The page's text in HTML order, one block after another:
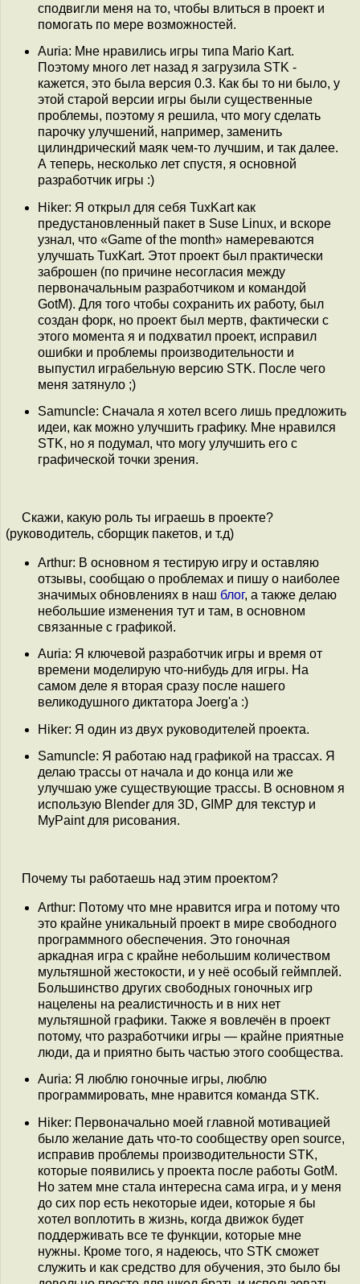
сподвигли меня на то, чтобы влиться в проект и
помогать по мере возможностей.
Auria: Мне нравились игры типа Mario Kart.
Поэтому много лет назад я загрузила STK -
кажется, это была версия 0.3. Как бы то ни было, у
этой старой версии игры были существенные
проблемы, поэтому я решила, что могу сделать
парочку улучшений, например, заменить
цилиндрический маяк чем-то лучшим, и так далее.
А теперь, несколько лет спустя, я основной
разработчик игры :)
Hiker: Я открыл для себя TuxKart как
предустановленный пакет в Suse Linux, и вскоре
узнал, что «Game of the month» намереваются
улучшать TuxKart. Этот проект был практически
заброшен (по причине несогласия между
первоначальным разработчиком и командой
GotM). Для того чтобы сохранить их работу, был
создан форк, но проект был мертв, фактически с
этого момента я и подхватил проект, исправил
ошибки и проблемы производительности и
выпустил играбельную версию STK. После чего
меня затянуло ;)
Samuncle: Сначала я хотел всего лишь предложить
идеи, как можно улучшить графику. Мне нравился
STK, но я подумал, что могу улучшить его с
графической точки зрения.
Скажи, какую роль ты играешь в проекте?
(руководитель, сборщик пакетов, и т.д)
Arthur: В основном я тестирую игру и оставляю
отзывы, сообщаю о проблемах и пишу о наиболее
значимых обновлениях в наш блог, а также делаю
небольшие изменения тут и там, в основном
связанные с графикой.
Auria: Я ключевой разработчик игры и время от
времени моделирую что-нибудь для игры. На
самом деле я вторая сразу после нашего
великодушного диктатора Joerg'а :)
Hiker: Я один из двух руководителей проекта.
Samuncle: Я работаю над графикой на трассах. Я
делаю трассы от начала и до конца или же
улучшаю уже существующие трассы. В основном я
использую Blender для 3D, GIMP для текстур и
MyPaint для рисования.
Почему ты работаешь над этим проектом?
Arthur: Потому что мне нравится игра и потому что
это крайне уникальный проект в мире свободного
программного обеспечения. Это гоночная
аркадная игра с крайне небольшим количеством
мультяшной жестокости, и у неё особый геймплей.
Большинство других свободных гоночных игр
нацелены на реалистичность и в них нет
мультяшной графики. Также я вовлечён в проект
потому, что разработчики игры — крайне приятные
люди, да и приятно быть частью этого сообщества.
Auria: Я люблю гоночные игры, люблю
программировать, мне нравится команда STK.
Hiker: Первоначально моей главной мотивацией
было желание дать что-то сообществу open source,
исправив проблемы производительности STK,
которые появились у проекта после работы GotM.
Но затем мне стала интересна сама игра, и у меня
до сих пор есть некоторые идеи, которые я бы
хотел воплотить в жизнь, когда движок будет
поддерживать все те функции, которые мне
нужны. Кроме того, я надеюсь, что STK сможет
служить и как средство для обучения, это было бы